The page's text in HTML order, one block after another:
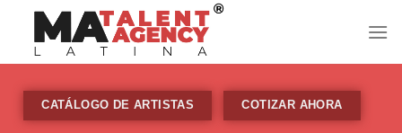
content
CATÁLOGO DE ARTISTAS COTIZAR AHORA